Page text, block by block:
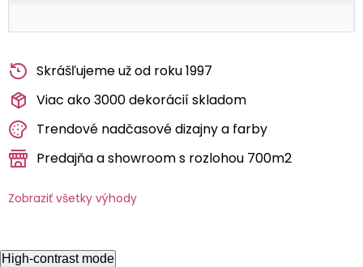
Skrášľujeme už od roku 1997
Viac ako 3000 dekorácií skladom
Trendové nadčasové dizajny a farby
Predajňa a showroom s rozlohou 700m2
Zobraziť všetky výhody
High-contrast mode